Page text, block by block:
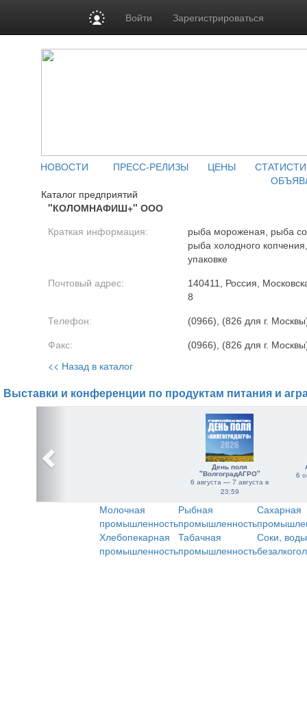
Войти Зарегистрироваться
НОВОСТИ ПРЕСС-РЕЛИЗЫ ЦЕНЫ
Каталог предприятий
"КОЛОМНАФИШ+" ООО
Краткая информация:
рыба мороженая, рыба
рыба холодного
упаковке
Почтовый адрес:
140411, Россия,
8
Телефон: (0966), (826 для г.
Факс: (0966), (826 для г.
<< Назад в каталог
Выставки и конференции по продуктам питания и
День поля
"ВолгоградАГРО"
6 августа — 7 августа в
23:59
6
Молочная
промышленность
Рыбная
промышленность
Сахарная
Хлебопекарная
промышленность
Табачная
промышленность
Соки,